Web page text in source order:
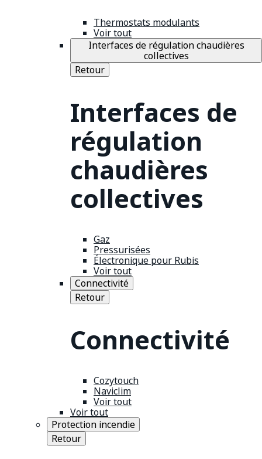
Thermostats modulants
Voir tout
Interfaces de régulation chaudières
collectives
Retour
Interfaces de
régulation
chaudières
collectives
Gaz
Pressurisées
Électronique pour Rubis
Voir tout
Connectivité
Retour
Connectivité
Cozytouch
Naviclim
Voir tout
Voir tout
Protection incendie
Retour